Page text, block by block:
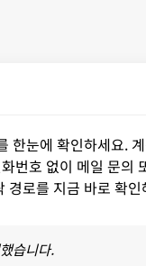
한눈에 확인하세요.
번호 없이 메일 문
경로를 지금 바로 확
습니다.